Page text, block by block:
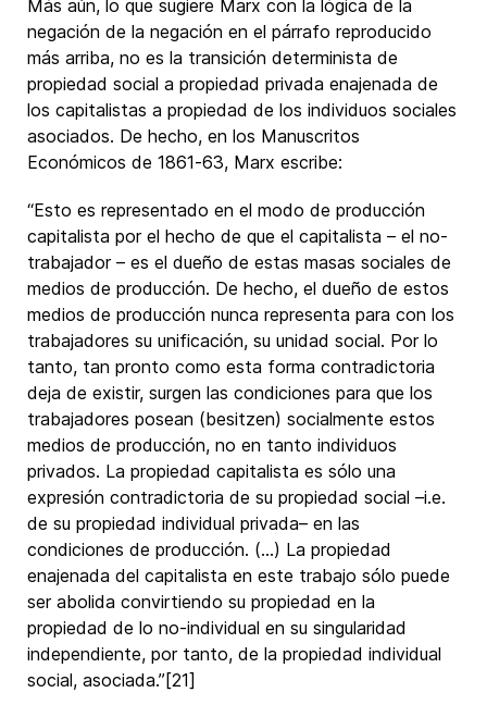
Más aún, lo que sugiere Marx con la lógica de la
negación de la negación en el párrafo reproducido
más arriba, no es la transición determinista de
propiedad social a propiedad privada enajenada de
los capitalistas a propiedad de los individuos sociales
asociados. De hecho, en los Manuscritos
Económicos de 1861-63, Marx escribe:
“Esto es representado en el modo de producción
capitalista por el hecho de que el capitalista – el no-
trabajador – es el dueño de estas masas sociales de
medios de producción. De hecho, el dueño de estos
medios de producción nunca representa para con los
trabajadores su unificación, su unidad social. Por lo
tanto, tan pronto como esta forma contradictoria
deja de existir, surgen las condiciones para que los
trabajadores posean (besitzen) socialmente estos
medios de producción, no en tanto individuos
privados. La propiedad capitalista es sólo una
expresión contradictoria de su propiedad social –i.e.
de su propiedad individual privada– en las
condiciones de producción. (…) La propiedad
enajenada del capitalista en este trabajo sólo puede
ser abolida convirtiendo su propiedad en la
propiedad de lo no-individual en su singularidad
independiente, por tanto, de la propiedad individual
social, asociada.”[21]